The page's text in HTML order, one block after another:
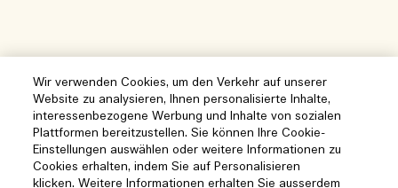
Wir verwenden Cookies, um den Verkehr auf unserer
Website zu analysieren, Ihnen personalisierte Inhalte,
interessenbezogene Werbung und Inhalte von sozialen
Plattformen bereitzustellen. Sie können Ihre Cookie-
Einstellungen auswählen oder weitere Informationen zu
Cookies erhalten, indem Sie auf Personalisieren
klicken. Weitere Informationen erhalten Sie ausserdem